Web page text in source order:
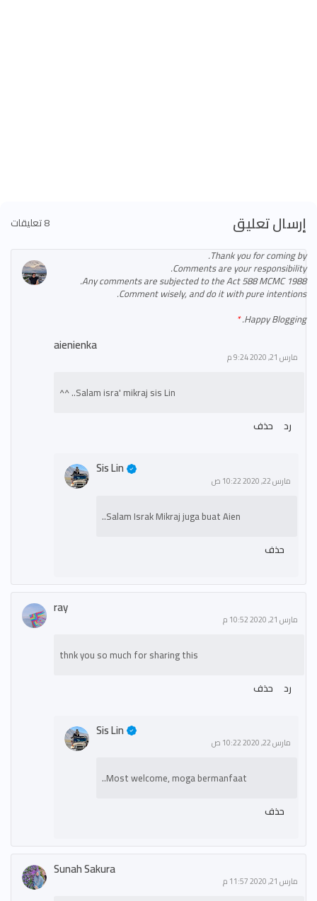
إرسال تعليق 8 تعليقات
Thank you for coming by.
Comments are your responsibility.
Any comments are subjected to the Act 588 MCMC 1988.
Comment wisely, and do it with pure intentions.
Happy Blogging.
aienienka
مارس 21, 2020 9:24 م
Salam isra' mikraj sis Lin.. ^^
رد
حذف
Sis Lin
مارس 22, 2020 10:22 ص
Salam Israk Mikraj juga buat Aien..
حذف
ray
مارس 21, 2020 10:52 م
thnk you so much for sharing this
رد
حذف
Sis Lin
مارس 22, 2020 10:22 ص
Most welcome, moga bermanfaat..
حذف
Sunah Sakura
مارس 21, 2020 11:57 م